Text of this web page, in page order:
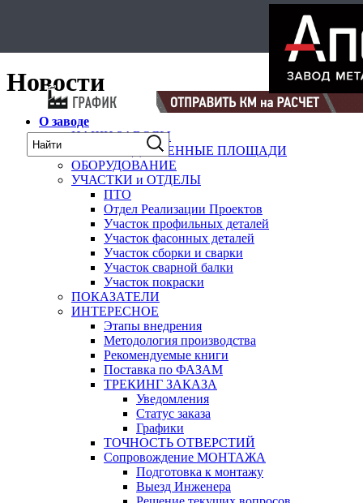
Новости
О заводе
НАШИ ЗАВОДЫ
ПРОИЗВОДСТВЕННЫЕ ПЛОЩАДИ
ОБОРУДОВАНИЕ
УЧАСТКИ и ОТДЕЛЫ
ПТО
Отдел Реализации Проектов
Участок профильных деталей
Участок фасонных деталей
Участок сборки и сварки
Участок сварной балки
Участок покраски
ПОКАЗАТЕЛИ
ИНТЕРЕСНОЕ
Этапы внедрения
Методология производства
Рекомендуемые книги
Поставка по ФАЗАМ
ТРЕКИНГ ЗАКАЗА
Уведомления
Статус заказа
Графики
ТОЧНОСТЬ ОТВЕРСТИЙ
Сопровождение МОНТАЖА
Подготовка к монтажу
Выезд Инженера